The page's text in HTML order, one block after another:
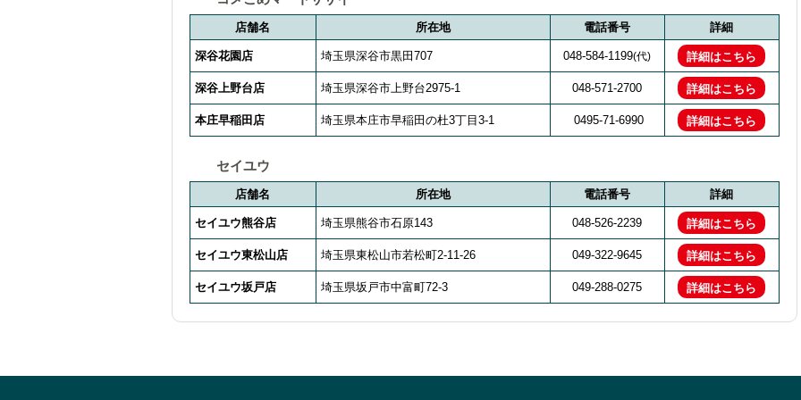
店舗名 所在地 電話番号 詳細
深谷花園店 埼玉県深谷市黒田707 048-584-1199(代) 詳細はこちら
深谷上野台店 埼玉県深谷市上野台2975-1 048-571-2700 詳細はこちら
本庄早稲田店 埼玉県本庄市早稲田の杜3丁目3-1 0495-71-6990 詳細はこちら
セイユウ
店舗名 所在地 電話番号 詳細
セイユウ熊谷店 埼玉県熊谷市石原143 048-526-2239 詳細はこちら
セイユウ東松山店 埼玉県東松山市若松町2-11-26 049-322-9645 詳細はこちら
セイユウ坂戸店 埼玉県坂戸市中富町72-3 049-288-0275 詳細はこちら